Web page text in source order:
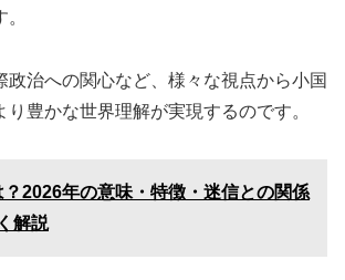
政治への関心など、様々な視点から小国
り豊かな世界理解が実現するのです。
？2026年の意味・特徴・迷信との関係
解説